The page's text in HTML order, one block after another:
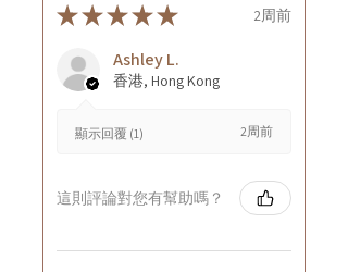
★★★★★ 2周前
Ashley L.
香港, Hong Kong
顯示回覆 (1) 2周前
這則評論對您有幫助嗎？